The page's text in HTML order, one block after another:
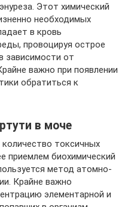
Этот химический
необходимых
в кровь
провоцируя острое
зависимости от
важно при появлении
обратиться к
в моче
токсичных
приемлем биохимический
метод атомно-
Крайне важно
элементарной и